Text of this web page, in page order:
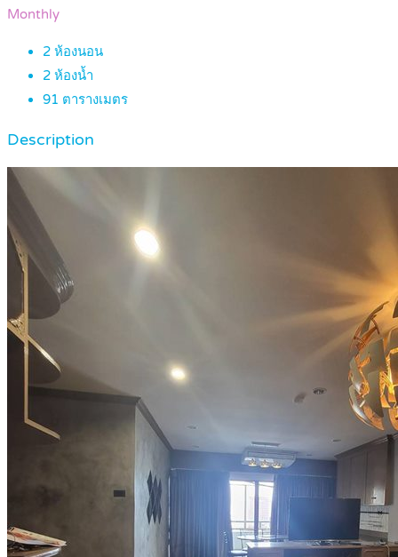
Monthly
2 ห้องนอน
2 ห้องน้ำ
91 ตารางเมตร
Description